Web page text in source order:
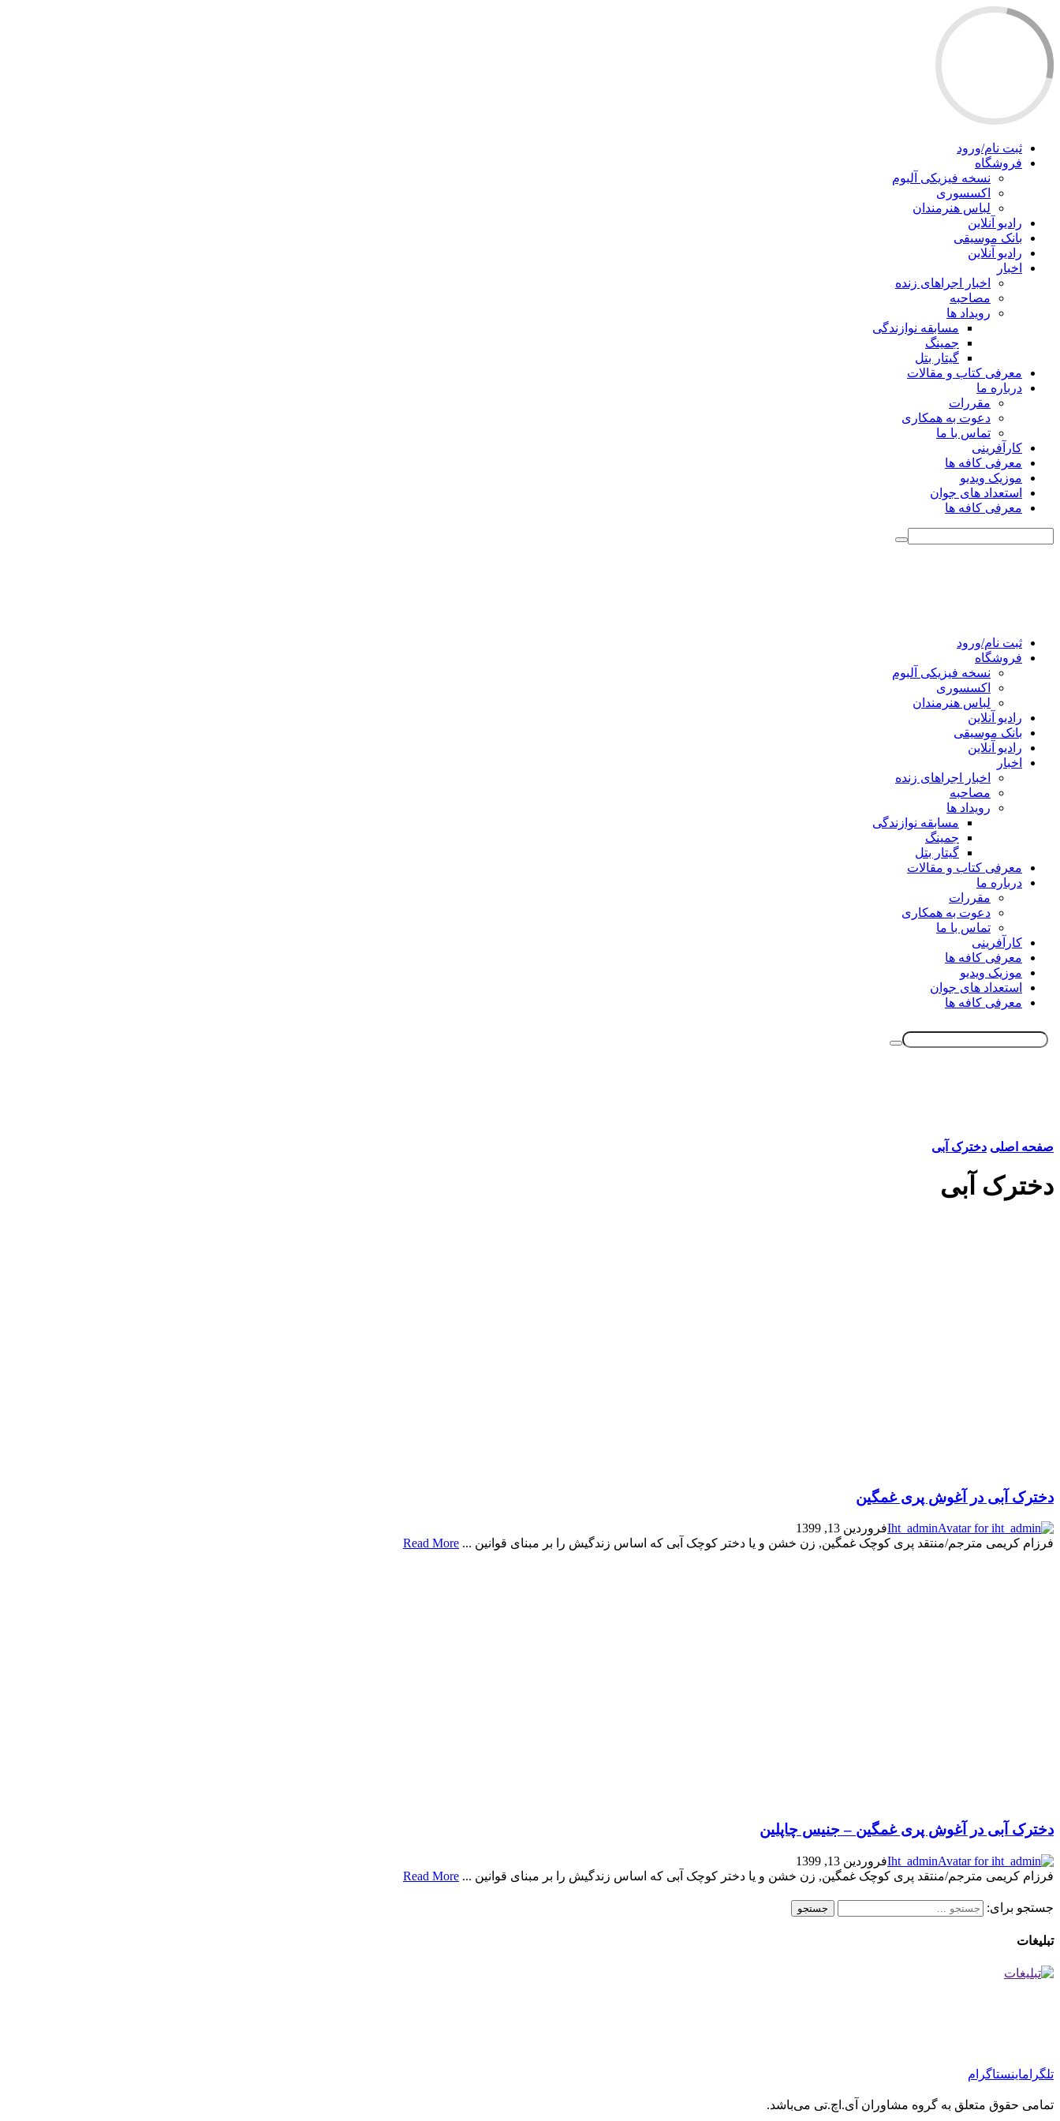
ثبت نام/ورود
فروشگاه
نسخه فیزیکی آلبوم
اکسسوری
لباس هنرمندان
رادیو آنلاین
بانک موسیقی
رادیو آنلاین
اخبار
اخبار اجراهای زنده
مصاحبه
رویداد ها
مسابقه نوازندگی
جمینگ
گیتار بتل
معرفی کتاب و مقالات
درباره ما
مقررات
دعوت به همکاری
تماس با ما
کارآفرینی
معرفی کافه ها
موزیک ویدیو
استعداد های جوان
معرفی کافه ها
ثبت نام/ورود
فروشگاه
نسخه فیزیکی آلبوم
اکسسوری
لباس هنرمندان
رادیو آنلاین
بانک موسیقی
رادیو آنلاین
اخبار
اخبار اجراهای زنده
مصاحبه
رویداد ها
مسابقه نوازندگی
جمینگ
گیتار بتل
معرفی کتاب و مقالات
درباره ما
مقررات
دعوت به همکاری
تماس با ما
کارآفرینی
معرفی کافه ها
موزیک ویدیو
استعداد های جوان
معرفی کافه ها
صفحه اصلی دخترک آبی
دخترک آبی
دخترک آبی در آغوش پری غمگین
Iht_adminفروردین 13, 1399
فرزام کریمی مترجم/منتقد پری کوچک غمگین, زن خشن و یا دختر کوچک آبی که اساس زندگیش را بر مبنای قوانین ... Read More
دخترک آبی در آغوش پری غمگین – جنیس چاپلین
Iht_adminفروردین 13, 1399
فرزام کریمی مترجم/منتقد پری کوچک غمگین, زن خشن و یا دختر کوچک آبی که اساس زندگیش را بر مبنای قوانین ... Read More
جستجو برای:
تبلیغات
تلگراماینستاگرام
تمامی حقوق متعلق به گروه مشاوران آی.اچ.تی می‌باشد.